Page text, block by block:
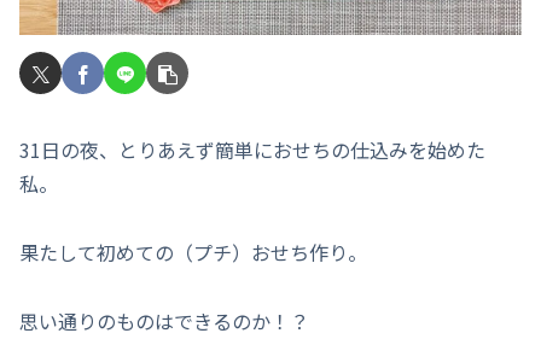
31日の夜、とりあえず簡単におせちの仕込みを始めた
私。
果たして初めての（プチ）おせち作り。
思い通りのものはできるのか！？